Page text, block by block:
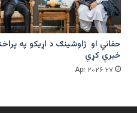
حقاني او ژاوشینګ د اړیکو په
خبرې کړي
۲۷ Apr ۲۰۲۶